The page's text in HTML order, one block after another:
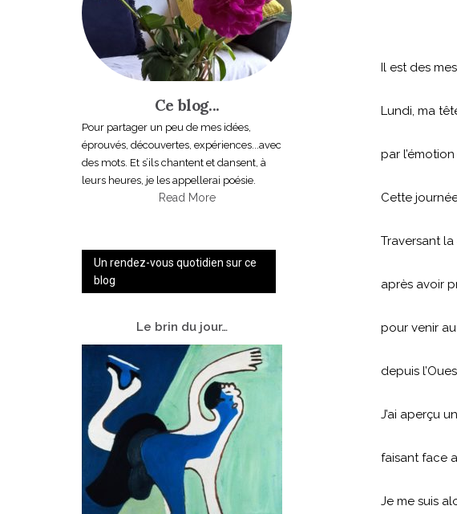
Il est des
Lundi, ma
par
Cette
Traversant
après avoir
pour venir
depuis
J’ai aperçu
faisant face
Je me suis
Ce blog...
Pour partager un peu de mes idées,
éprouvés, découvertes, expériences...avec
des mots. Et s’ils chantent et dansent, à
leurs heures, je les appellerai poésie.
Read More
Un rendez-vous quotidien sur ce
blog
Le brin du jour…